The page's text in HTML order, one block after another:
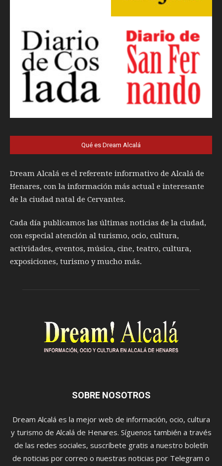
Qué es Dream Alcalá
Dream Alcalá es el referente informativo de Alcalá de
Henares, con la información más actual e interesante
de la ciudad natal de Cervantes.
Cada día publicamos las últimas noticias de la ciudad,
con especial atención al turismo, ocio, cultura,
actividades, eventos, música, cine, teatro, cultura,
exposiciones, turismo y mucho más.
SOBRE NOSOTROS
Dream Alcalá es la mejor web de información, ocio, cultura
y turismo de Alcalá de Henares. Síguenos también a través
de las redes sociales, suscríbete gratis a nuestro boletín
de noticias por correo o nuestras noticias por Telegram o